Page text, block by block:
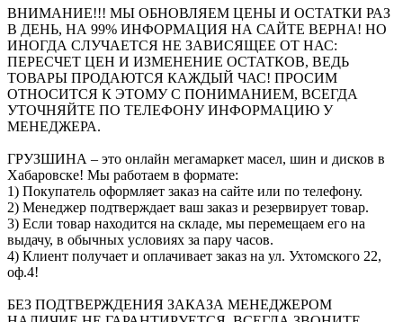
ВНИМАНИЕ!!! МЫ ОБНОВЛЯЕМ ЦЕНЫ И ОСТАТКИ РАЗ
В ДЕНЬ, НА 99% ИНФОРМАЦИЯ НА САЙТЕ ВЕРНА! НО
ИНОГДА СЛУЧАЕТСЯ НЕ ЗАВИСЯЩЕЕ ОТ НАС:
ПЕРЕСЧЕТ ЦЕН И ИЗМЕНЕНИЕ ОСТАТКОВ, ВЕДЬ
ТОВАРЫ ПРОДАЮТСЯ КАЖДЫЙ ЧАС! ПРОСИМ
ОТНОСИТСЯ К ЭТОМУ С ПОНИМАНИЕМ, ВСЕГДА
УТОЧНЯЙТЕ ПО ТЕЛЕФОНУ ИНФОРМАЦИЮ У
МЕНЕДЖЕРА.
ГРУЗШИНА – это онлайн мегамаркет масел, шин и дисков в
Хабаровске! Мы работаем в формате:
1) Покупатель оформляет заказ на сайте или по телефону.
2) Менеджер подтверждает ваш заказ и резервирует товар.
3) Если товар находится на складе, мы перемещаем его на
выдачу, в обычных условиях за пару часов.
4) Клиент получает и оплачивает заказ на ул. Ухтомского 22,
оф.4!
БЕЗ ПОДТВЕРЖДЕНИЯ ЗАКАЗА МЕНЕДЖЕРОМ